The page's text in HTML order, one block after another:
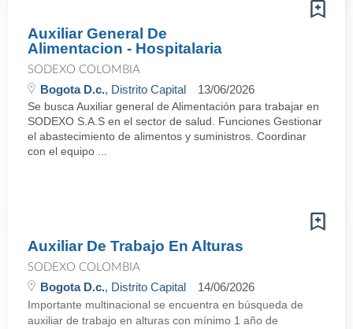
Auxiliar General De
Alimentacion - Hospitalaria
SODEXO COLOMBIA
Bogota D.c., Distrito Capital 13/06/2026
Se busca Auxiliar general de Alimentación para trabajar en
SODEXO S.A.S en el sector de salud. Funciones Gestionar
el abastecimiento de alimentos y suministros. Coordinar
con el equipo ...
Auxiliar De Trabajo En Alturas
SODEXO COLOMBIA
Bogota D.c., Distrito Capital 14/06/2026
Importante multinacional se encuentra en búsqueda de
auxiliar de trabajo en alturas con mínimo 1 año de